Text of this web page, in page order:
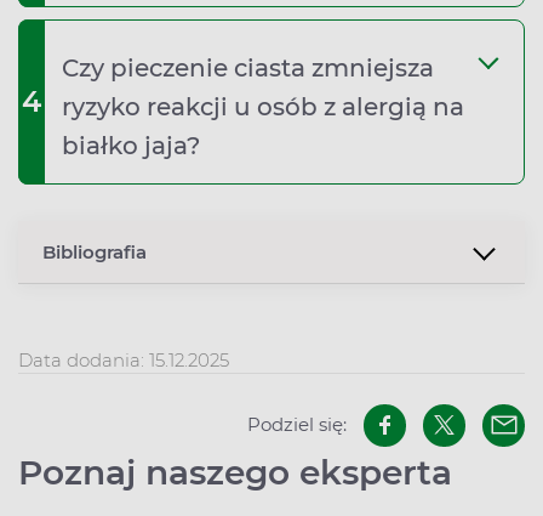
4
Czy pieczenie ciasta zmniejsza
ryzyko reakcji u osób z alergią na
białko jaja?
Bibliografia
Data dodania: 15.12.2025
Podziel się:
Poznaj naszego eksperta